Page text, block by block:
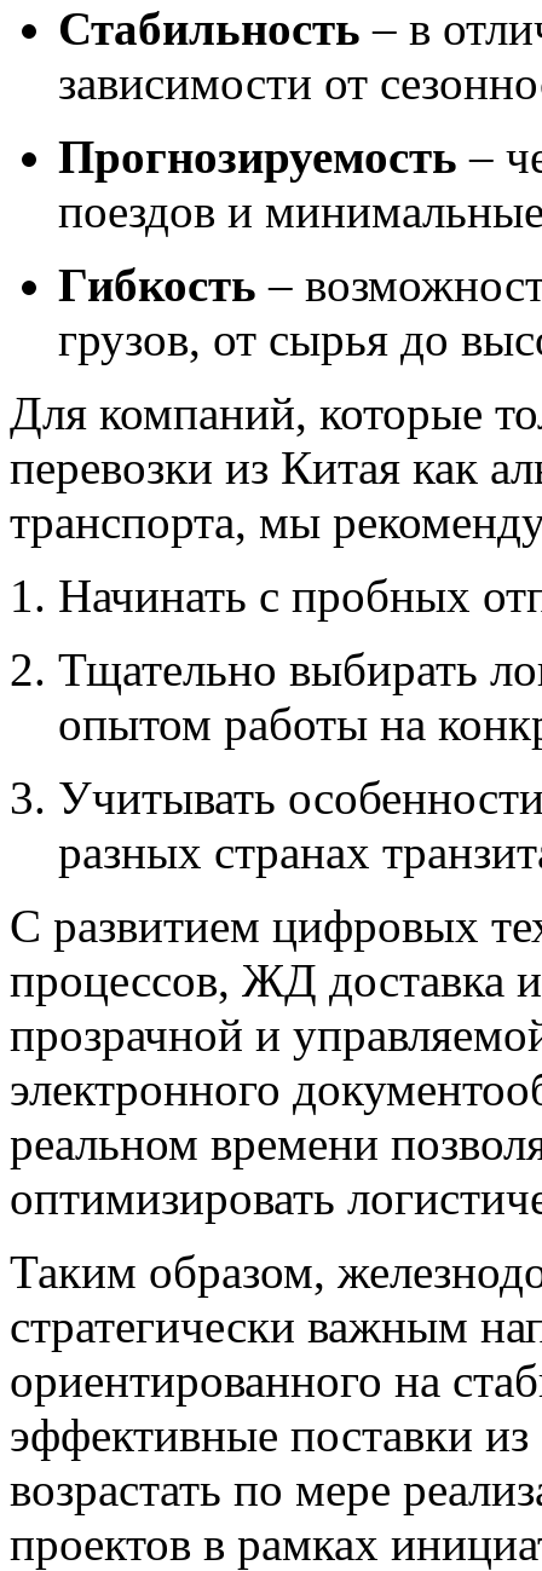
Стабильность – в
зависимости от
Прогнозируемость –
поездов и
Гибкость –
грузов, от сырья до
Для компаний, которые
перевозки из Китая как
транспорта, мы
Начинать с пробных
Тщательно выбирать
опытом работы на
Учитывать
разных странах
С развитием цифровых
процессов, ЖД доставка
прозрачной и
электронного
реальном времени
оптимизировать
Таким образом,
стратегически важным
ориентированного на
эффективные поставки
возрастать по мере
проектов в рамках